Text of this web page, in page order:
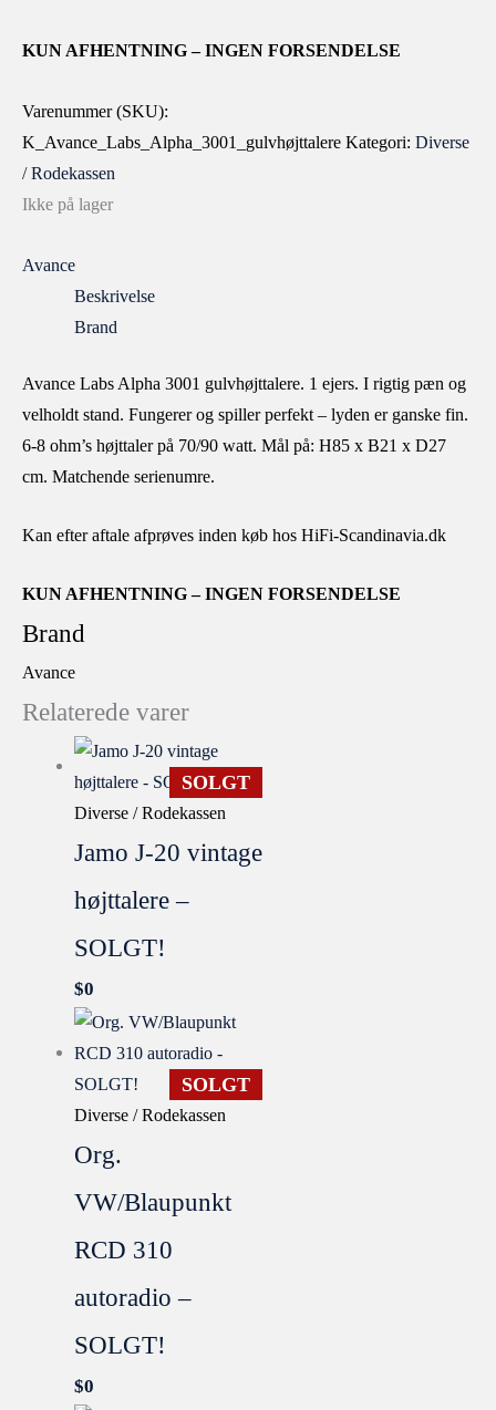
KUN AFHENTNING – INGEN FORSENDELSE
Varenummer (SKU):
K_Avance_Labs_Alpha_3001_gulvhøjttalere Kategori: Diverse
/ Rodekassen
Ikke på lager
Avance
Beskrivelse
Brand
Avance Labs Alpha 3001 gulvhøjttalere. 1 ejers. I rigtig pæn og
velholdt stand. Fungerer og spiller perfekt – lyden er ganske fin.
6-8 ohm’s højttaler på 70/90 watt. Mål på: H85 x B21 x D27
cm. Matchende serienumre.
Kan efter aftale afprøves inden køb hos HiFi-Scandinavia.dk
KUN AFHENTNING – INGEN FORSENDELSE
Brand
Avance
Relaterede varer
SOLGT
Diverse / Rodekassen
Jamo J-20 vintage
højttalere –
SOLGT!
$0
SOLGT
Diverse / Rodekassen
Org.
VW/Blaupunkt
RCD 310
autoradio –
SOLGT!
$0